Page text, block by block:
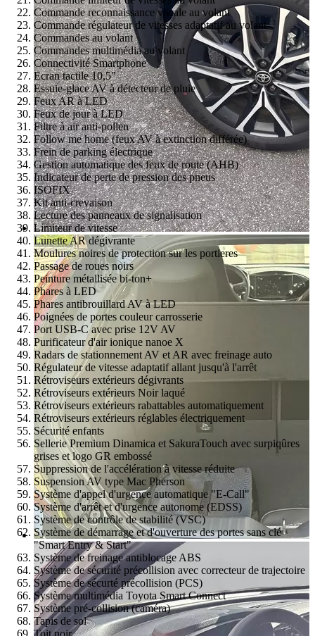
Commande reconnaissance vocale au volant
Commande régulateur de vitesses adaptatif au volant
Commandes au volant
Commandes multimédia au volant
Connectivité Smartphone
Ecran tactile 10,5"
Essuie-glace AV à détecteur de pluie
Feux AR à LED
Feux de jour à LED
Filtre à air anti-pollen
Follow me home (feux AV à extinction différée)
Frein de parking électrique
Gestion automatique des feux de route (AHB)
Indicateur de perte de pression des pneus
ISOFIX
Kit anti-crevaison
Lecture des panneaux de signalisation
Limiteur de vitesse
Lunette AR dégivrante
Moulures noires de protection sur les portieres
Passage de roues noirs
Peinture métallisée bi-ton+
Phares à LED
Phares antibrouillard AV à LED
Poignées de portes couleur carrosserie
Port USB-C avec prise 12V AV
Purificateur d'air ionique nanoe X
Radars de stationnement AV et AR avec freinage auto
Régulateur de vitesse adaptatif allant jusqu'à l'arrêt
Rétroviseurs extérieurs dégivrants
Rétroviseurs extérieurs Noir laqué
Rétroviseurs extérieurs rabattables automatiquement
Rétroviseurs extérieurs réglables électriquement
Sécurité enfants
Sellerie Premium Dinamica et SakuraTouch avec surpiqûres
grises et logo GR embossé
Suppression de l'accélération à vitesse réduite
Suspension AV type Mac Pherson
Système d'appel d'urgence automatique "E-Call"
Système d'arrêt et d'urgence autonome (EDSS)
Système de contrôle de stabilité (VSC)
Système de démarrage et d'ouverture des portes sans clé
"Smart Entry & Start"
Système de freinage antiblocage ABS
Système de sécurité précollision avec correcteur de trajectoire
Système de sécurté précollision (PCS)
Système multimédia Toyota Smart Connect
Système pré-collision (caméra)
Tapis de sol
Toit noir